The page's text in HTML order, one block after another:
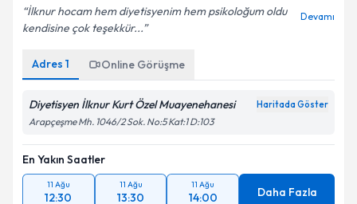
İlknur hocam hem diyetisyenim hem psikoloğum oldu
kendisine çok teşekkür...
Devamı
Adres 1 Online Görüşme
Diyetisyen İlknur Kurt Özel Muayenehanesi Haritada Göster
Arapçeşme Mh. 1046/2 Sok. No:5 Kat:1 D:103
En Yakın Saatler
11 Ağu
12:30
11 Ağu
13:30
11 Ağu
14:00 Daha Fazla